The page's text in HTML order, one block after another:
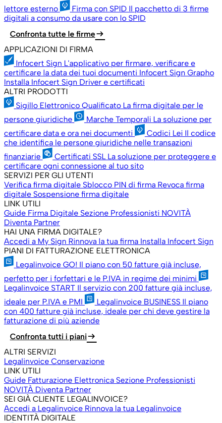
lettore esterno
Firma con SPID Il pacchetto di 3 firme
digitali a consumo da usare con lo SPID
Confronta tutte le firmearrow_right_alt
APPLICAZIONI DI FIRMA
Infocert Sign L'applicativo per firmare, verificare e
certificare la data dei tuoi documenti Infocert Sign Grapho
Installa Infocert Sign Driver e certificati
ALTRI PRODOTTI
Sigillo Elettronico Qualificato La firma digitale per le
persone giuridiche
Marche Temporali La soluzione per
certificare data e ora nei documenti
Codici Lei Il codice
che identifica le persone giuridiche nelle transazioni
finanziarie
Certificati SSL La soluzione per proteggere e
certificare ogni connessione al tuo sito
SERVIZI PER GLI UTENTI
Verifica firma digitale Sblocco PIN di firma Revoca firma
digitale Sospensione firma digitale
LINK UTILI
Guide Firma Digitale Sezione Professionisti NOVITÀ
Diventa Partner
HAI UNA FIRMA DIGITALE?
Accedi a My Sign Rinnova la tua firma Installa Infocert Sign
PIANI DI FATTURAZIONE ELETTRONICA
Legalinvoice GO! Il piano con 50 fatture già incluse,
perfetto per i forfettari e le P.IVA in regime dei minimi
Legalinvoice START Il servizio con 200 fatture già incluse,
ideale per P.IVA e PMI
Legalinvoice BUSINESS Il piano
con 400 fatture già incluse, ideale per chi deve gestire la
fatturazione di più aziende
Confronta tutti i pianiarrow_right_alt
ALTRI SERVIZI
Legalinvoice Conservazione
LINK UTILI
Guide Fatturazione Elettronica Sezione Professionisti
NOVITÀ Diventa Partner
SEI GIÀ CLIENTE LEGALINVOICE?
Accedi a Legalinvoice Rinnova la tua Legalinvoice
IDENTITÀ DIGITALE